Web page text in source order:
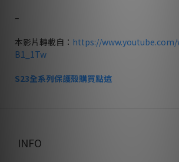
–
本影片轉載自： https://www.youtube.com/
B1_1Tw
S23全系列保護殼購買點這
INFO